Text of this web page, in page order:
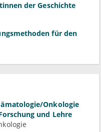
der Geschichte
für den
Onkologie
und Lehre